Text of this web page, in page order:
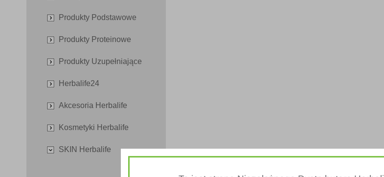
Produkty Podstawowe
Produkty Proteinowe
Produkty Uzupełniające
Herbalife24
Akcesoria Herbalife
Kosmetyki Herbalife
SKIN Herbalife